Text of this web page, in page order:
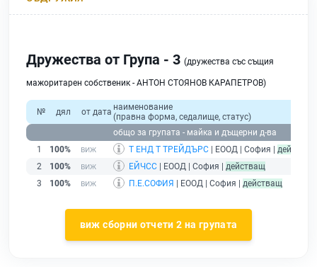
Дружества от Група - 3 (дружества със същия
мажоритарен собственик - АНТОН СТОЯНОВ КАРАПЕТРОВ)
№ дял от дата наименование
(правна форма, седалище, статус)
общо за групата - майка и дъщерни д-ва
1
100% Т ЕНД Т ТРЕЙДЪРС | ЕООД | София | действащ
2
100% ЕЙЧСС | ЕООД | София | действащ
3
100% П.Е.СОФИЯ | ЕООД | София | действащ
виж сборни отчети 2 на групата